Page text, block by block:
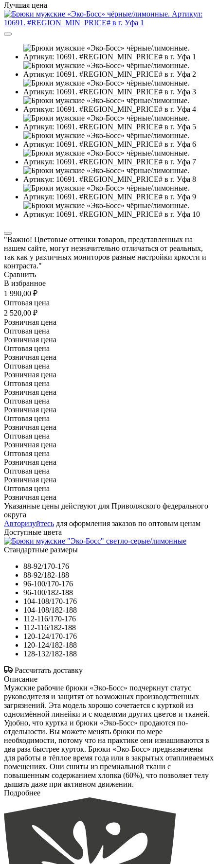
Лучшая цена
"Важно! Цветовые оттенки товаров, представленных на
нашем сайте, могут незначительно отличаться от реальных,
так как у различных мониторов разные настройки яркости и
контраста."
Сравнить
В избранное
1 990,00 ₽
Оптовая цена
2 520,00 ₽
Розничная цена
Оптовая цена
Розничная цена
Оптовая цена
Розничная цена
Оптовая цена
Розничная цена
Оптовая цена
Розничная цена
Оптовая цена
Розничная цена
Оптовая цена
Розничная цена
Оптовая цена
Розничная цена
Оптовая цена
Розничная цена
Оптовая цена
Розничная цена
Оптовая цена
Розничная цена
Указанные цены действуют для Приволжского федерального
округа
Авторизуйтесь для оформления заказов по оптовым ценам
Доступные цвета
Стандартные размеры
88-92/170-176
88-92/182-188
96-100/170-176
96-100/182-188
104-108/170-176
104-108/182-188
112-116/170-176
112-116/182-188
120-124/170-176
120-124/182-188
128-132/182-188
Рассчитать доставку
Описание
Мужские рабочие брюки «Эко-Босс» подчеркнут статус
руководителя и защитят от возможных производственных
загрязнений. Эта модель хорошо сочетается с курткой из
одноимённой линейки и с моделями других цветов и тканей.
Удобно, что куртка и брюки «Эко-Босс» продаются по-
отдельности. Вы можете менять брюки по мере
необходимости, потому что на практике они изнашиваются в
два раза быстрее курток. Брюки «Эко-Босс» предназначены
для работы в тёплое время года или в закрытых отапливаемых
помещениях. Они сшиты из премиальной ткани с
повышенным содержанием хлопка (60%), что позволяет телу
дышать даже при активном движении.
Подробнее